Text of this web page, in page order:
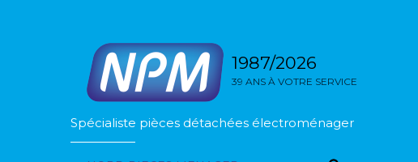
1987/2026
39 ANS À VOTRE SERVICE
Spécialiste pièces détachées électroménager